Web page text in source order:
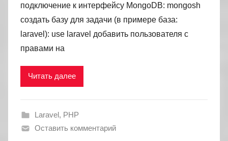
подключение к интерфейсу MongoDB: mongosh
создать базу для задачи (в примере база:
laravel): use laravel добавить пользователя с
правами на
Читать далее
Laravel, PHP
Оставить комментарий